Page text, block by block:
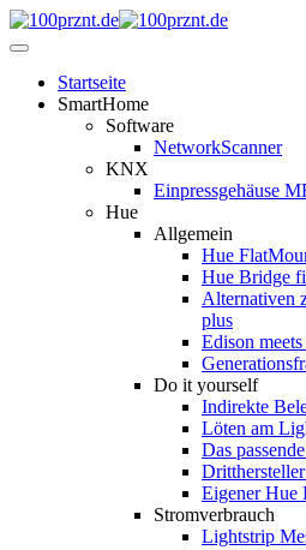
Startseite
SmartHome
Software
NetworkScanner
KNX
Einpressgehäuse
Hue
Allgemein
Hue
Hue Bridge
Alternativen
plus
Edison
Do it yourself
Indirekte
Löten am
Das
Eigener Hue
Stromverbrauch
Lightstrip